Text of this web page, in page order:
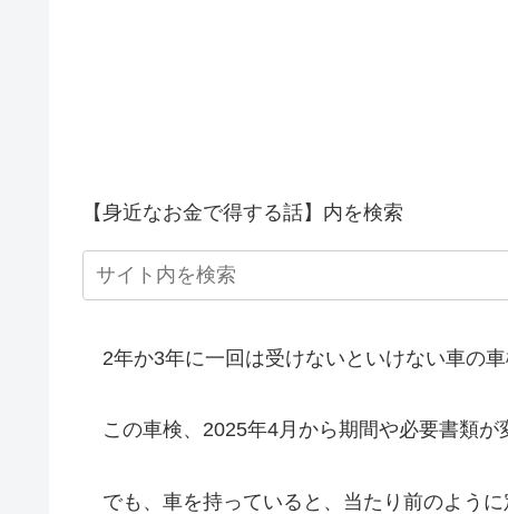
【身近なお金で得する話】内を検索
2年か3年に一回は受けないといけない車の車
この車検、2025年4月から期間や必要書類が
でも、車を持っていると、当たり前のよう